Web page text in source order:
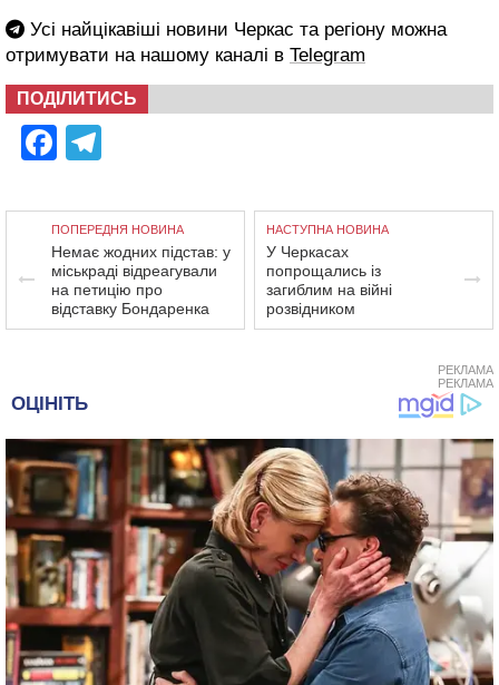
Усі найцікавіші новини Черкас та регіону можна
отримувати на нашому каналі в Telegram
ПОДІЛИТИСЬ
Facebook
ПОПЕРЕДНЯ НОВИНА
Немає жодних підстав: у
міськраді відреагували
на петицію про
відставку Бондаренка
НАСТУПНА НОВИНА
У Черкасах
попрощались із
загиблим на війні
розвідником
РЕКЛАМА
РЕКЛАМА